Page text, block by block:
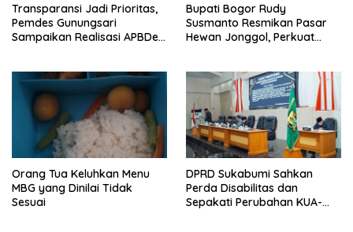
Transparansi Jadi Prioritas,
Pemdes Gunungsari
Sampaikan Realisasi APBDes
Bupati Bogor Rudy
Susmanto Resmikan Pasar
Hewan Jonggol, Perkuat
Orang Tua Keluhkan Menu
MBG yang Dinilai Tidak
Sesuai
DPRD Sukabumi Sahkan
Perda Disabilitas dan
Sepakati Perubahan KUA-